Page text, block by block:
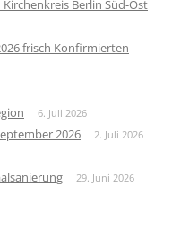
Kirchenkreis Berlin Süd-Ost
frisch Konfirmierten
6. Juli 2026
2026 2. Juli 2026
29. Juni 2026